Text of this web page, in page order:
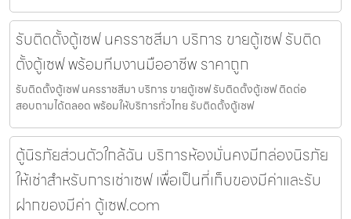
รับติดตั้งตู้เซฟ นครราชสีมา บริการ ขายตู้เซฟ รับติด
ตั้งตู้เซฟ พร้อมทีมงานมืออาชีพ ราคาถูก
รับติดตั้งตู้เซฟ นครราชสีมา บริการ ขายตู้เซฟ รับติดตั้งตู้เซฟ ติดต่อ
สอบถามได้ตลอด พร้อมให้บริการทั่วไทย รับติดตั้งตู้เซฟ
ตู้นิรภัยส่วนตัวใกล้ฉัน บริการห้องมั่นคงมีกล่องนิรภัย
ให้เช่าสำหรับการเช่าเซฟ เพื่อเป็นที่เก็บของมีค่าและรับ
ฝากของมีค่า ตู้เซฟ.com